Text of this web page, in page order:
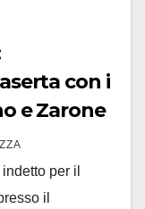
con i
e Zarone
per il
il